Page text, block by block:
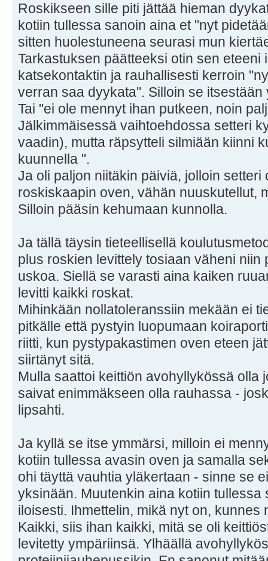
Roskikseen sille piti jättää hieman
kotiin tullessa sanoin aina et "nyt
sitten huolestuneena seurasi mun
Tarkastuksen päätteeksi otin sen eteeni
katsekontaktin ja rauhallisesti kerroin
verran saa dyykata". Silloin se
Tai "ei ole mennyt ihan putkeen, noin
Jälkimmäisessä vaihtoehdossa setteri
vaadin), mutta räpsytteli silmiään kiinni
kuunnella ".
Ja oli paljon niitäkin päiviä, jolloin setteri
roskiskaapin oven, vähän nuuskutellut,
Silloin pääsin kehumaan kunnolla.
Ja tällä täysin tieteellisellä
plus roskien levittely tosiaan väheni niin
uskoa. Siellä se varasti aina kaiken
levitti kaikki roskat.
Mihinkään nollatoleranssiin mekään ei
pitkälle että pystyin luopumaan
riitti, kun pystypakastimen oven eteen
siirtänyt sitä.
Mulla saattoi keittiön avohyllykössä olla
saivat enimmäkseen olla rauhassa -
lipsahti.
Ja kyllä se itse ymmärsi, milloin ei
kotiin tullessa avasin oven ja samalla
ohi täyttä vauhtia yläkertaan - sinne se
yksinään. Muutenkin aina kotiin
iloisesti. Ihmettelin, mikä nyt on, kunnes
Kaikki, siis ihan kaikki, mitä se oli
levitetty ympäriinsä. Ylhäällä